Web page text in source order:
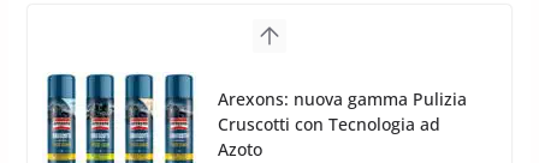
l’acquisizione di Reedijk
3 Dicembre 2024 3 min read
Meguiars OFFERTA AMAZON:
TOP Prodotti per la Cura Auto
2023